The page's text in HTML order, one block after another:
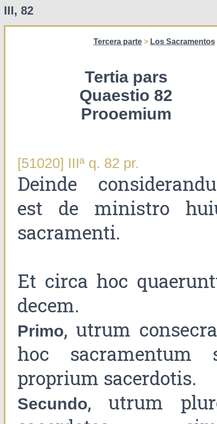
III, 82
Tercera parte> Los Sacramentos
Tertia pars
Quaestio 82
Prooemium
[51020] IIIª q. 82 pr.
Deinde
est de ministro
sacramenti.
Et circa hoc
decem.
Primo, utrum
hoc sacramentum
proprium sacerdotis.
Secundo, utrum